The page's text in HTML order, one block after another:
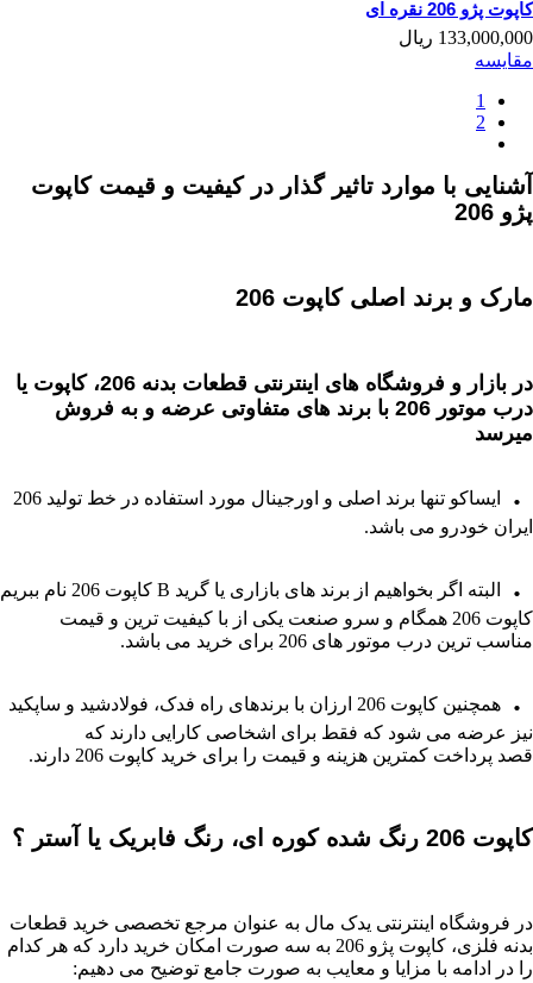
کاپوت پژو 206 نقره ای
133,000,000 ریال
مقایسه
1
2
آشنایی با موارد تاثیر گذار در کیفیت و قیمت کاپوت
پژو 206
مارک و برند اصلی کاپوت 206
در بازار و فروشگاه های اینترنتی قطعات بدنه 206، کاپوت یا
درب موتور 206 با برند های متفاوتی عرضه و به فروش
میرسد
.
ایساکو تنها برند اصلی و اورجینال مورد استفاده در خط تولید 206
ایران خودرو می باشد.
.
البته اگر بخواهیم از برند های بازاری یا گرید B کاپوت 206 نام ببریم
کاپوت 206 همگام و سرو صنعت یکی از با کیفیت ترین و قیمت
مناسب ترین درب موتور های 206 برای خرید می باشد.
.
همچنین کاپوت 206 ارزان با برندهای راه فدک، فولادشید و ساپکید
نیز عرضه می شود که فقط برای اشخاصی کارایی دارند که
قصد پرداخت کمترین هزینه و قیمت را برای خرید کاپوت 206 دارند.
کاپوت 206 رنگ شده کوره ای، رنگ فابریک یا آستر ؟
در فروشگاه اینترنتی یدک مال به عنوان مرجع تخصصی خرید قطعات
بدنه فلزی، کاپوت پژو 206 به سه صورت امکان خرید دارد که هر کدام
را در ادامه با مزایا و معایب به صورت جامع توضیح می دهیم: